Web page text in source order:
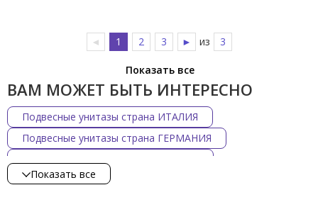
◄ 1 2 3 ► из 3
Показать все
ВАМ МОЖЕТ БЫТЬ ИНТЕРЕСНО
Подвесные унитазы страна ИТАЛИЯ
Подвесные унитазы страна ГЕРМАНИЯ
Подвесные унитазы стиль Ретро
Показать все